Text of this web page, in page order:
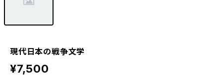
現代日本の戦争文学
¥7,500